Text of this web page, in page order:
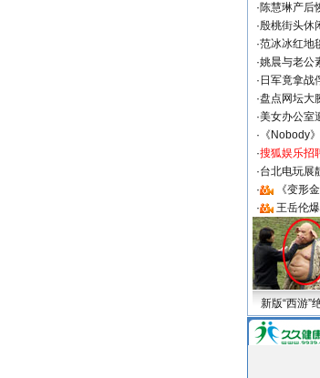
·陈慧琳产后
·殷桃街头休
·范冰冰红地
·姚晨与老公
· 日军竟拿战
·盘点网坛大
·美女办公室
· 《Nobody
·搜狐娱乐招
·台北电玩展
·
《变形
·
王岳伦
新版“西游”